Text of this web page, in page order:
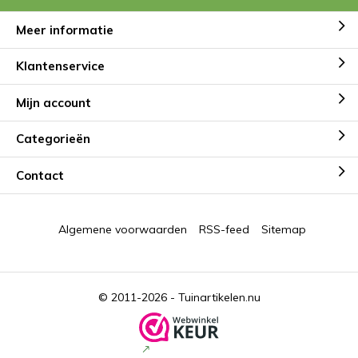
Meer informatie
Klantenservice
Mijn account
Categorieën
Contact
© 2011-2026 - Tuinartikelen.nu
Algemene voorwaarden RSS-feed Sitemap